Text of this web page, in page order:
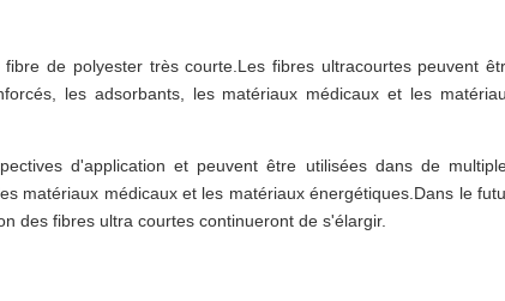
de polyester très courte. Les fibres ultracourtes peuvent
les adsorbants, les matériaux médicaux et les
d'application et peuvent être utilisées dans de
matériaux médicaux et les matériaux énergétiques.Dans le
des fibres ultra courtes continueront de s'élargir.